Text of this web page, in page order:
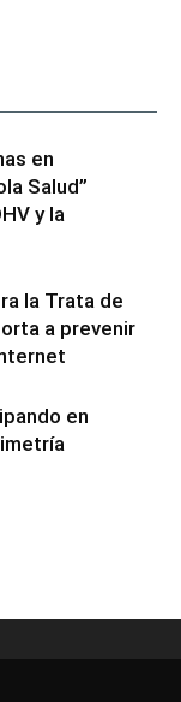
en
Salud”
y la
la Trata de
a prevenir
en